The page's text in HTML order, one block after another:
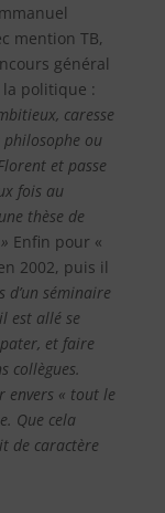
mention TB,
général
la politique :
caresse
philosophe ou
et passe
fois au
thèse de
Enfin pour «
2002, puis il
d’un séminaire
est allé se
et faire
collègues.
envers « tout le
Que cela
de caractère